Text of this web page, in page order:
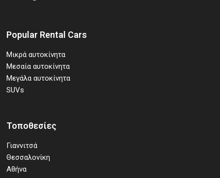
Popular Rental Cars
Μικρά αυτοκίνητα
Μεσαία αυτοκίνητα
Μεγάλα αυτοκίνητα
SUVs
Τοποθεσίες
Γιαννιτσά
Θεσσαλονίκη
Αθήνα